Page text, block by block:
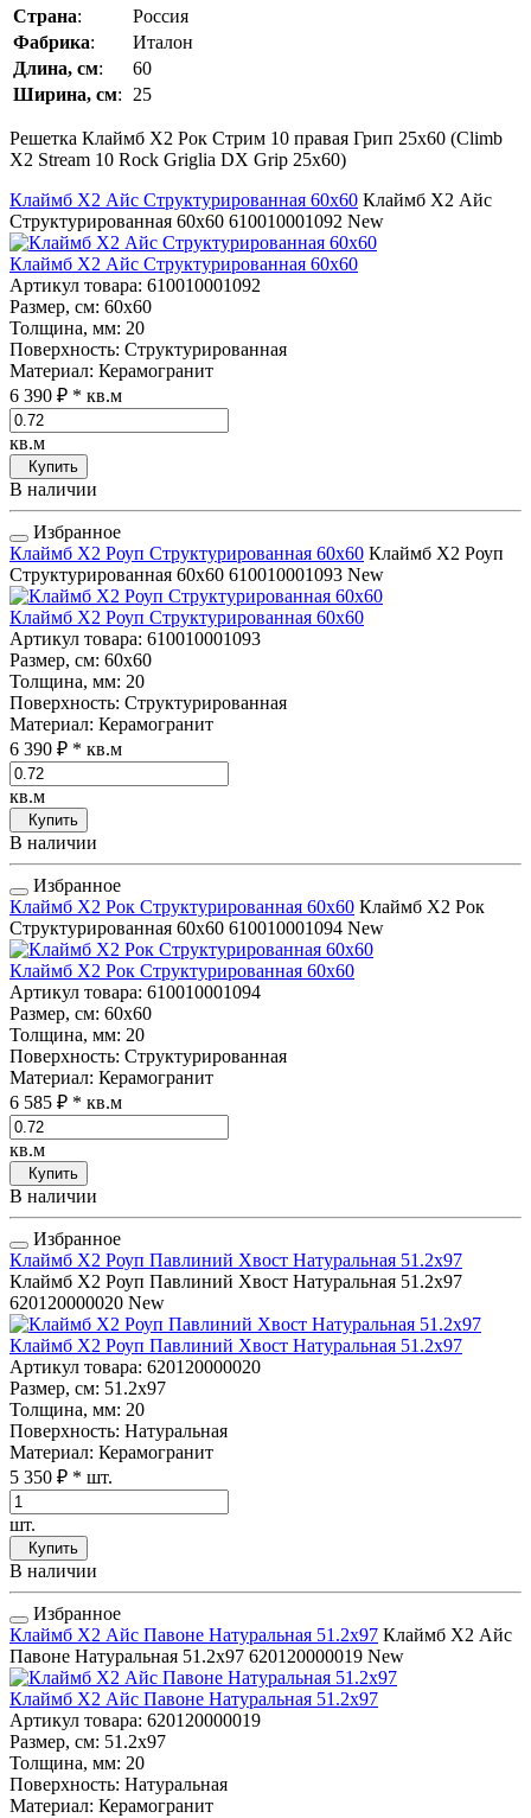
Страна:
Россия
Фабрика:
Италон
Длина, см:
60
Ширина, см: 25
Решетка Клаймб Х2 Рок Стрим 10 правая Грип 25x60 (Climb
Х2 Stream 10 Rock Griglia DX Grip 25x60)
Клаймб Х2 Айс Структурированная 60x60 Клаймб Х2 Айс
Структурированная 60x60 610010001092 New
Клаймб Х2 Айс Структурированная 60x60
Артикул товара: 610010001092
Размер, см: 60x60
Толщина, мм: 20
Поверхность: Структурированная
Материал: Керамогранит
6 390 ₽ * кв.м
кв.м
Купить
В наличии
Избранное
Клаймб Х2 Роуп Структурированная 60x60 Клаймб Х2 Роуп
Структурированная 60x60 610010001093 New
Клаймб Х2 Роуп Структурированная 60x60
Артикул товара: 610010001093
Размер, см: 60x60
Толщина, мм: 20
Поверхность: Структурированная
Материал: Керамогранит
6 390 ₽ * кв.м
кв.м
Купить
В наличии
Избранное
Клаймб Х2 Рок Структурированная 60x60 Клаймб Х2 Рок
Структурированная 60x60 610010001094 New
Клаймб Х2 Рок Структурированная 60x60
Артикул товара: 610010001094
Размер, см: 60x60
Толщина, мм: 20
Поверхность: Структурированная
Материал: Керамогранит
6 585 ₽ * кв.м
кв.м
Купить
В наличии
Избранное
Клаймб Х2 Роуп Павлиний Хвост Натуральная 51.2x97
Клаймб Х2 Роуп Павлиний Хвост Натуральная 51.2x97
620120000020 New
Клаймб Х2 Роуп Павлиний Хвост Натуральная 51.2x97
Артикул товара: 620120000020
Размер, см: 51.2x97
Толщина, мм: 20
Поверхность: Натуральная
Материал: Керамогранит
5 350 ₽ * шт.
шт.
Купить
В наличии
Избранное
Клаймб Х2 Айс Павоне Натуральная 51.2x97 Клаймб Х2 Айс
Павоне Натуральная 51.2x97 620120000019 New
Клаймб Х2 Айс Павоне Натуральная 51.2x97
Артикул товара: 620120000019
Размер, см: 51.2x97
Толщина, мм: 20
Поверхность: Натуральная
Материал: Керамогранит